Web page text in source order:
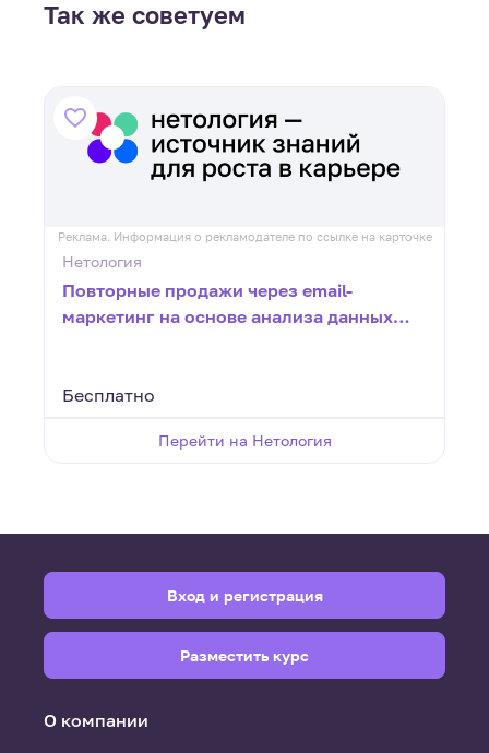
Так же советуем
Реклама. Информация о рекламодателе по ссылке на карточке
Нетология
Повторные продажи через email-
маркетинг на основе анализа данных
Бесплатно
Перейти на Нетология
О компании
Вход и регистрация
Разместить курс